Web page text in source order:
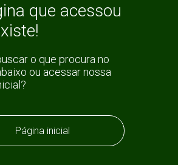
que acessou
o que procura no
ou acessar nossa
Página inicial